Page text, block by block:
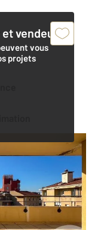
vendeur,
vous
projets